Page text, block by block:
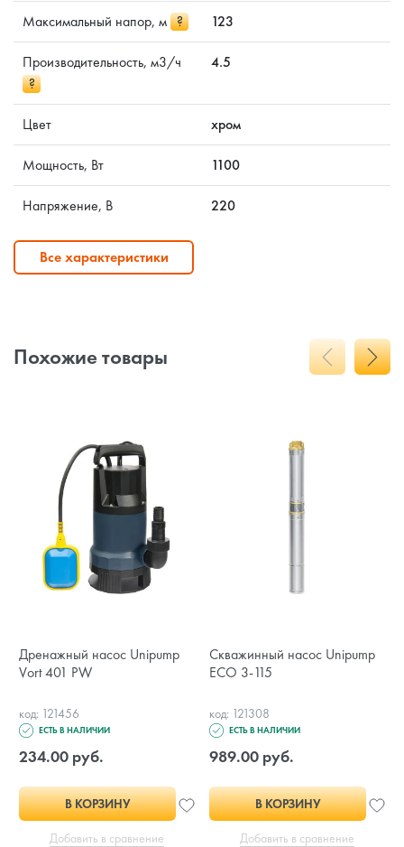
Максимальный напор, м ? 123
Производительность, м3/ч
?
4.5
Цвет хром
Мощность, Вт 1100
Напряжение, В 220
Все характеристики
Похожие товары
Дренажный насос Unipump
Vort 401 PW
код: 121456
ЕСТЬ В НАЛИЧИИ
234.00 руб.
В КОРЗИНУ
Добавить в сравнение
Скважинный насос Unipump
ECO 3-115
код: 121308
ЕСТЬ В НАЛИЧИИ
989.00 руб.
В КОРЗИНУ
Добавить в сравнение